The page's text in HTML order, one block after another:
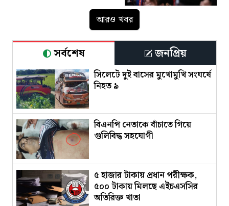
আরও খবর
সর্বশেষ জনপ্রিয়
সিলেটে দুই বাসের মুখোমুখি সংঘর্ষে
নিহত ৯
বিএনপি নেতাকে বাঁচাতে গিয়ে
গুলিবিদ্ধ সহযোগী
৫ হাজার টাকায় প্রধান পরীক্ষক,
৫০০ টাকায় মিলছে এইচএসসির
অতিরিক্ত খাতা